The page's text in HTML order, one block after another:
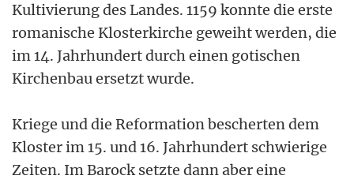
Kultivierung des Landes. 1159 konnte die erste
romanische Klosterkirche geweiht werden, die
im 14. Jahrhundert durch einen gotischen
Kirchenbau ersetzt wurde.
Kriege und die Reformation bescherten dem
Kloster im 15. und 16. Jahrhundert schwierige
Zeiten. Im Barock setzte dann aber eine